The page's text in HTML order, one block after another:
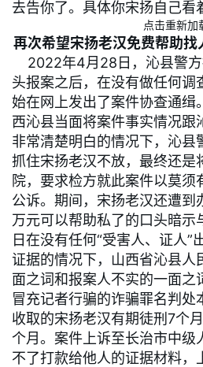
去告你了。具体你宋扬自己看
点击重新加
再次希望宋扬老汉免费帮助
2022年4月28日，沁县警方
头报案之后，在没有做任何调
始在网上发出了案件协查通缉
西沁县当面将案件事实情况跟
非常清楚明白的情况下，沁县
抓住宋扬老汉不放，最终还是
院，要求检方就此案件以莫须
公诉。期间，宋扬老汉还遭到
万元可以帮助私了的口头暗
日在没有任何“受害人、证人”
证据的情况下，山西省沁县人
面之词和报案人不实的一面之
冒充记者行骗的诈骗罪名判处
收取的宋扬老汉有期徒刑7个
个月。案件上诉至长治市中级
不了打款给他人的证据材料，